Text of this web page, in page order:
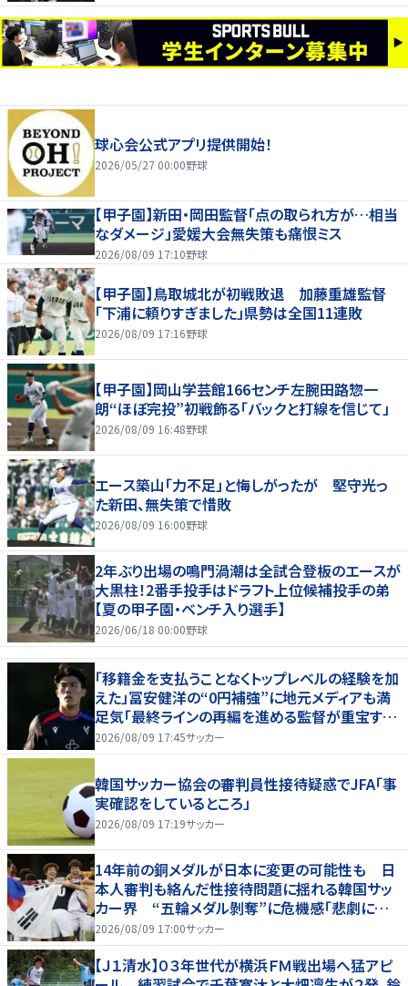
球心会公式アプリ提供開始！
2026/05/27 00:00野球
【甲子園】新田・岡田監督「点の取られ方が…相当
なダメージ」愛媛大会無失策も痛恨ミス
2026/08/09 17:10野球
【甲子園】鳥取城北が初戦敗退 加藤重雄監督
「下浦に頼りすぎました」県勢は全国11連敗
2026/08/09 17:16野球
【甲子園】岡山学芸館166センチ左腕田路惣一
朗“ほぼ完投”初戦飾る「バックと打線を信じて」
2026/08/09 16:48野球
エース築山「力不足」と悔しがったが 堅守光っ
た新田、無失策で惜敗
2026/08/09 16:00野球
2年ぶり出場の鳴門渦潮は全試合登板のエースが
大黒柱！2番手投手はドラフト上位候補投手の弟
【夏の甲子園・ベンチ入り選手】
2026/06/18 00:00野球
「移籍金を支払うことなくトップレベルの経験を加
えた」冨安健洋の“0円補強”に地元メディアも満
足気「最終ラインの再編を進める監督が重宝する
柔軟性を備えている」
2026/08/09 17:45サッカー
韓国サッカー協会の審判員性接待疑惑でJFA「事
実確認をしているところ」
2026/08/09 17:19サッカー
14年前の銅メダルが日本に変更の可能性も 日
本人審判も絡んだ性接待問題に揺れる韓国サッ
カー界 “五輪メダル剝奪”に危機感「悲劇に見
舞われる」
2026/08/09 17:00サッカー
【Ｊ１清水】０３年世代が横浜ＦＭ戦出場へ猛アピ